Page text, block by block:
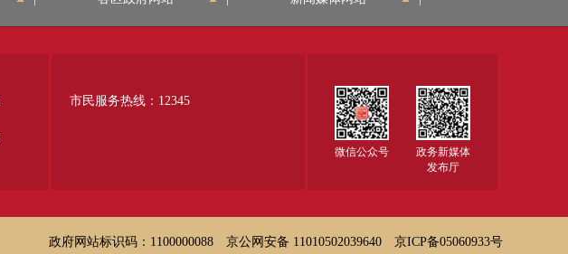
市民服务热线：12345
微信公众号
政务新媒体
发布厅
政府网站标识码：1100000088 京公网安备 11010502039640 京ICP备05060933号